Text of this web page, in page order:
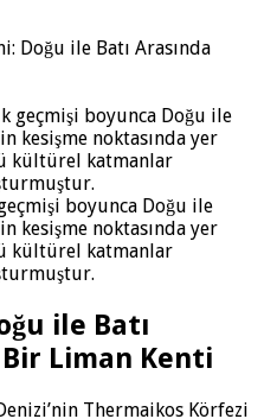
Doğu ile Batı Arasında
boyunca Doğu ile
kesişme noktasında yer
kültürel katmanlar
ile Batı
Liman Kenti
Thermaikos Körfezi